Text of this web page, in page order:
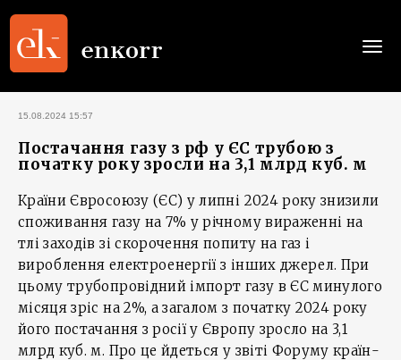
15.08.2024 15:57
Постачання газу з рф у ЄС трубою з
початку року зросли на 3,1 млрд куб. м
Країни Євросоюзу (ЄС) у липні 2024 року знизили
споживання газу на 7% у річному вираженні на
тлі заходів зі скорочення попиту на газ і
вироблення електроенергії з інших джерел. При
цьому трубопровідний імпорт газу в ЄС минулого
місяця зріс на 2%, а загалом з початку 2024 року
його постачання з росії у Європу зросло на 3,1
млрд куб. м. Про це йдеться у звіті Форуму країн-